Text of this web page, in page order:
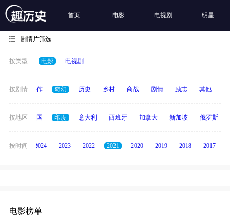
首页 电影 电视剧 明星
剧情片筛选
按类型 电影 电视剧
按剧情
犯罪 动作 奇幻 历史 乡村 商战 剧情 励志 其他
按地区
德国 泰国 印度 意大利 西班牙 加拿大 新加坡 俄罗斯
按时间
2025 2024 2023 2022 2021 2020 2019 2018 2017
电影榜单